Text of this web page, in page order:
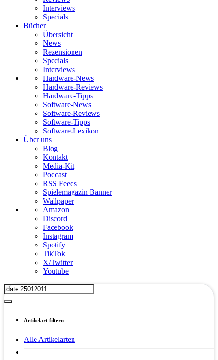
Interviews
Specials
Bücher
Übersicht
News
Rezensionen
Specials
Interviews
Hardware-News
Hardware-Reviews
Hardware-Tipps
Software-News
Software-Reviews
Software-Tipps
Software-Lexikon
Über uns
Blog
Kontakt
Media-Kit
Podcast
RSS Feeds
Spielemagazin Banner
Wallpaper
Amazon
Discord
Facebook
Instagram
Spotify
TikTok
X/Twitter
Youtube
Artikelart filtern
Alle Artikelarten